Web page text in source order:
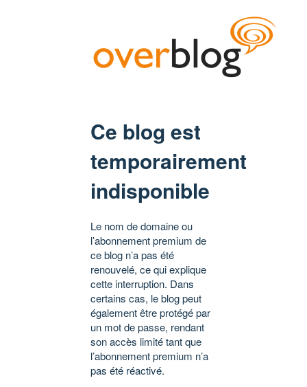
Ce blog est
temporairement
indisponible
Le nom de domaine ou
l’abonnement premium de
ce blog n’a pas été
renouvelé, ce qui explique
cette interruption. Dans
certains cas, le blog peut
également être protégé par
un mot de passe, rendant
son accès limité tant que
l’abonnement premium n’a
pas été réactivé.